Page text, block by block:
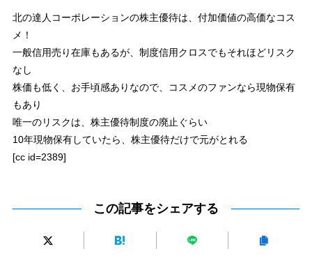
クロスコスト＝貸株料(204日分)+プレミアム料：101円+プレミアム料
【ワンショット】
「現物買い」×「一般信用売り」のクロス
クロスコスト＝現物買い手数料＋信用売り手数料＋貸株料(204日分)+プレミアム料
【定額：ボックスレート】
買いと売りのクロス合計50万円まで手数料無料
クロスコスト＝貸株料(204日分)：134円
SMBC日興証券
クロスコスト＝金利(1日)＋貸株料(204日分)
約定毎の手数料【現物:55円 信用:99円】
「現物買い」×「制度信用売り」のクロス
156円
GMOクリック証券
【1日定額】
現物と制度信用と一般信用、それぞれ100万円まで手数料無料
「現物買い」×「制度信用売り」のクロス：1.2万円は売買手数料無料
クロスコスト＝貸株料(4日分)のみ
5円
【1約定】
約定毎の手数料【現物:50円 信用:97円】
買いと売りのクロス合計100万円まで手数料無料
「現物買い」×「制度信用売り」
1.2万円は売買手数料無料
北の達人コーポレーションの株主優待は、付加価値の高価なコス
メ！
一般信用売り在庫もあるが、制度信用クロスでもそれほどリスク
なし
株価も低く、お手頃感ありなので、コスメのファンなら現物保有
もあり
唯一のリスクは、株主優待制度の廃止ぐらい
10年現物保有していたら、株主優待だけで元がとれる
[cc id=2389]
この記事をシェアする